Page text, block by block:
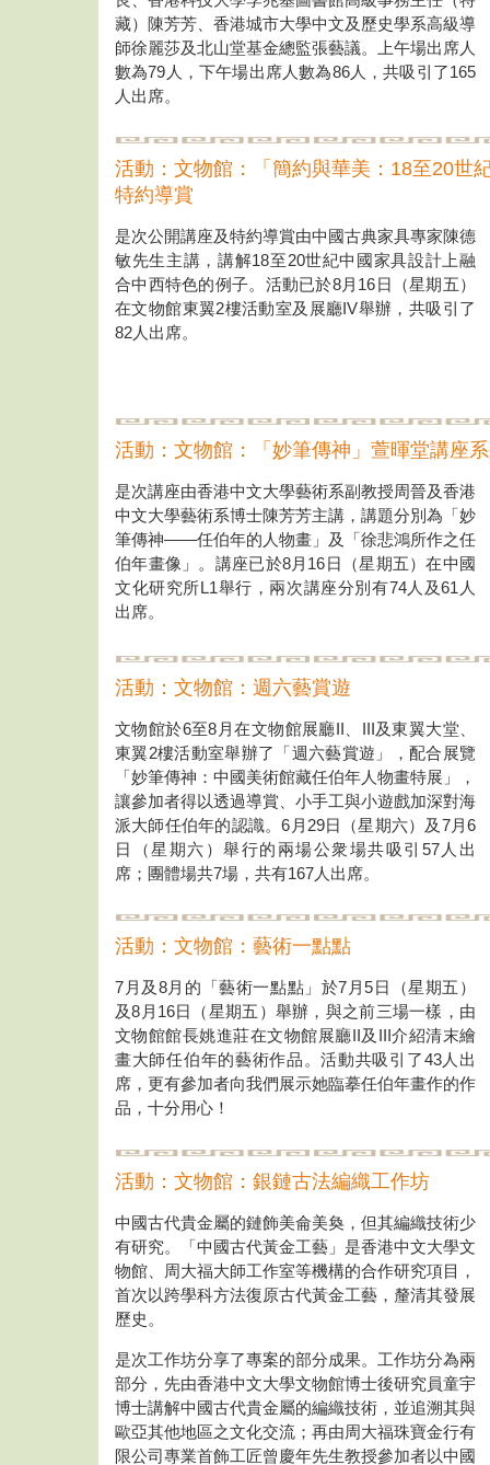
藏）陳芳芳、香港城市大學中文及歷史學系高級導
師徐麗莎及北山堂基金總監張藝議。上午場出席人
數為79人，下午場出席人數為86人，共吸引了165
人出席。
活動：文物館：「簡約與華美：18至20世
特約導賞
是次公開講座及特約導賞由中國古典家具專家陳德
敏先生主講，講解18至20世紀中國家具設計上融
合中西特色的例子。活動已於8月16日（星期五）
在文物館東翼2樓活動室及展廳IV舉辦，共吸引了
82人出席。
活動：文物館：「妙筆傳神」萱暉堂講座
是次講座由香港中文大學藝術系副教授周晉及香港
中文大學藝術系博士陳芳芳主講，講題分別為「妙
筆傳神——任伯年的人物畫」及「徐悲鴻所作之任
伯年畫像」。講座已於8月16日（星期五）在中國
文化研究所L1舉行，兩次講座分別有74人及61人
出席。
活動：文物館：週六藝賞遊
文物館於6至8月在文物館展廳II、III及東翼大堂、
東翼2樓活動室舉辦了「週六藝賞遊」，配合展覽
「妙筆傳神：中國美術館藏任伯年人物畫特展」，
讓參加者得以透過導賞、小手工與小遊戲加深對海
派大師任伯年的認識。6月29日（星期六）及7月6
日（星期六）舉行的兩場公衆場共吸引57人出
席；團體場共7場，共有167人出席。
活動：文物館：藝術一點點
7月及8月的「藝術一點點」於7月5日（星期五）
及8月16日（星期五）舉辦，與之前三場一樣，由
文物館館長姚進莊在文物館展廳II及III介紹清末繪
畫大師任伯年的藝術作品。活動共吸引了43人出
席，更有參加者向我們展示她臨摹任伯年畫作的作
品，十分用心！
活動：文物館：銀鏈古法編織工作坊
中國古代貴金屬的鏈飾美侖美奐，但其編織技術少
有研究。「中國古代黃金工藝」是香港中文大學文
物館、周大福大師工作室等機構的合作研究項目，
首次以跨學科方法復原古代黃金工藝，釐清其發展
歷史。
是次工作坊分享了專案的部分成果。工作坊分為兩
部分，先由香港中文大學文物館博士後研究員童宇
博士講解中國古代貴金屬的編織技術，並追溯其與
歐亞其他地區之文化交流；再由周大福珠寶金行有
限公司專業首飾工匠曾慶年先生教授參加者以中國